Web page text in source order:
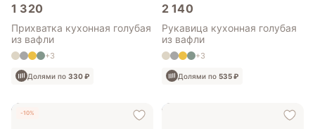
1 320
Прихватка кухонная голубая
из вафли
+3
Долями по330 ₽
2 140
Рукавица кухонная голубая
из вафли
+3
Долями по 535 ₽
-10%